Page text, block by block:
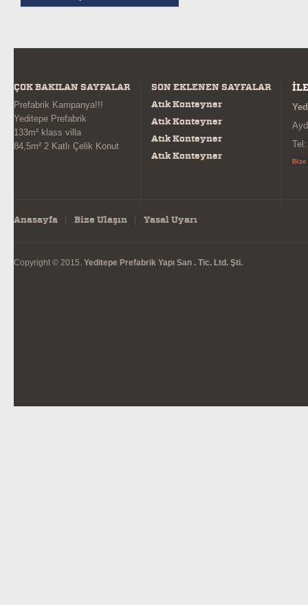
ÇOK BAKILAN SAYFALAR
Prefabrik Kampanya!!!
Yeditepe Prefabrik
133m² klass villa
84,5m² 2 Katlı Çelik Konut
SON EKLENEN SAYFALAR
Atık Konteyner
Atık Konteyner
Atık Konteyner
Atık Konteyner
Bize
Anasayfa Bize Ulaşın Yasal Uyarı
Copyright © 2015. Yeditepe Prefabrik Yapı San . Tic. Ltd. Şti.